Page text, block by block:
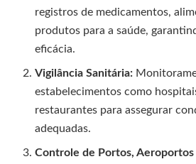
registros de medicamentos,
produtos para a saúde,
eficácia.
Vigilância Sanitária:
estabelecimentos como
restaurantes para assegurar
adequadas.
Controle de Portos, Aeroportos